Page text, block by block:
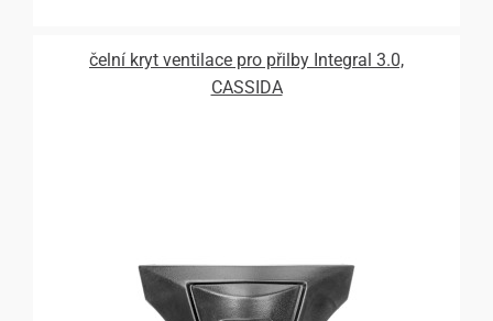
čelní kryt ventilace pro přilby Integral 3.0,
CASSIDA